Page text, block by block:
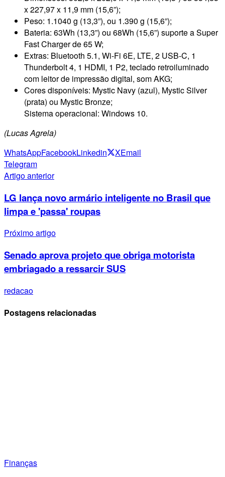
x 227,97 x 11,9 mm (15,6”);
Peso: 1.1040 g (13,3”), ou 1.390 g (15,6”);
Bateria: 63Wh (13,3”) ou 68Wh (15,6”) suporte a Super
Fast Charger de 65 W;
Extras: Bluetooth 5.1, Wi-Fi 6E, LTE, 2 USB-C, 1
Thunderbolt 4, 1 HDMI, 1 P2, teclado retroiluminado
com leitor de impressão digital, som AKG;
Cores disponíveis: Mystic Navy (azul), Mystic Silver
(prata) ou Mystic Bronze;
Sistema operacional: Windows 10.
(Lucas Agrela)
WhatsAppFacebookLinkedin XEmail
Telegram
Artigo anterior
LG lança novo armário inteligente no Brasil que
limpa e 'passa' roupas
Próximo artigo
Senado aprova projeto que obriga motorista
embriagado a ressarcir SUS
redacao
Postagens relacionadas
Finanças